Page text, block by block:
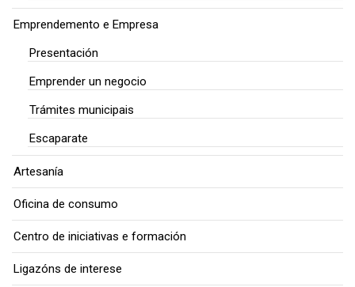
Emprendemento e Empresa
Presentación
Emprender un negocio
Trámites municipais
Escaparate
Artesanía
Oficina de consumo
Centro de iniciativas e formación
Ligazóns de interese